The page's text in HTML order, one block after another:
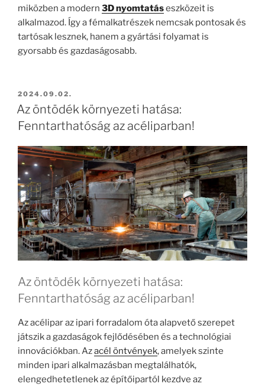
miközben a modern 3D nyomtatáseszközeit is
alkalmazod. Így a fémalkatrészek nemcsak pontosak és
tartósak lesznek, hanem a gyártási folyamat is
gyorsabb és gazdaságosabb.
BEKÜLDVE:
2024.09.02.
Az öntödék környezeti hatása:
Fenntarthatóság az acéliparban!
Az öntödék környezeti hatása:
Fenntarthatóság az acéliparban!
Az acélipar az ipari forradalom óta alapvető szerepet
játszik a gazdaságok fejlődésében és a technológiai
innovációkban. Azacél öntvények, amelyek szinte
minden ipari alkalmazásban megtalálhatók,
elengedhetetlenek az építőipartól kezdve az